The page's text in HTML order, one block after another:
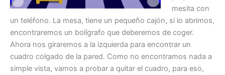
mesita con
un teléfono. La mesa, tiene un pequeño cajón, si lo abrimos,
encontraremos un bolígrafo que deberemos de coger.
Ahora nos giraremos a la izquierda para encontrar un
cuadro colgado de la pared. Como no encontramos nada a
simple vista, vamos a probar a quitar el cuadro, para eso,